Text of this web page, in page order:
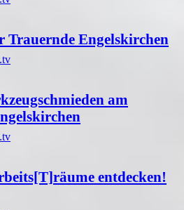
Trauernde Engelskirchen
am
entdecken!